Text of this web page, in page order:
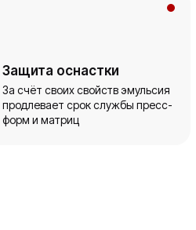
Защита оснастки
За счёт своих свойств эмульсия
продлевает срок службы пресс-
форм и матриц